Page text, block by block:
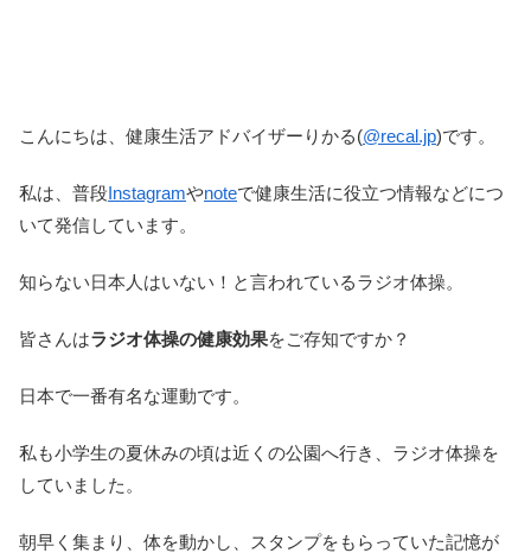
こんにちは、健康生活アドバイザーりかる(@recal.jp)です。
私は、普段Instagramやnoteで健康生活に役立つ情報などにつ
いて発信しています。
知らない日本人はいない！と言われているラジオ体操。
皆さんはラジオ体操の健康効果をご存知ですか？
日本で一番有名な運動です。
私も小学生の夏休みの頃は近くの公園へ行き、ラジオ体操を
していました。
朝早く集まり、体を動かし、スタンプをもらっていた記憶が